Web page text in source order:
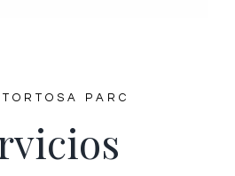
PARC